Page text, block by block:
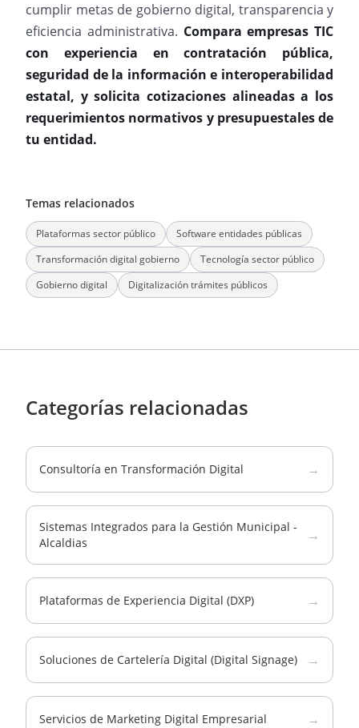
cumplir metas de gobierno digital, transparencia y
eficiencia administrativa. Compara empresas TIC
con experiencia en contratación pública,
seguridad de la información e interoperabilidad
estatal, y solicita cotizaciones alineadas a los
requerimientos normativos y presupuestales de
tu entidad.
Temas relacionados
Plataformas sector público
Software entidades públicas
Transformación digital gobierno
Tecnología sector público
Gobierno digital
Digitalización trámites públicos
Categorías relacionadas
Consultoría en Transformación Digital →
Sistemas Integrados para la Gestión Municipal -
Alcaldias
→
Plataformas de Experiencia Digital (DXP) →
Soluciones de Cartelería Digital (Digital Signage) →
Servicios de Marketing Digital Empresarial →